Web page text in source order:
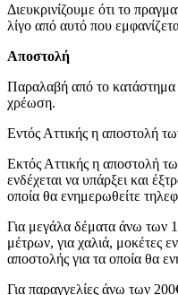
Διευκρινίζουμε ότι το
λίγο από αυτό που
Αποστολή
Παραλαβή από το κατάστημα
χρέωση.
Εντός Αττικής η αποστολή
Εκτός Αττικής η αποστολή
ενδέχεται να υπάρξει και
οποία θα ενημερωθείτε
Για μεγάλα δέματα άνω των
μέτρων, για χαλιά, μοκέτες
αποστολής για τα οποία θα
Για παραγγελίες άνω των